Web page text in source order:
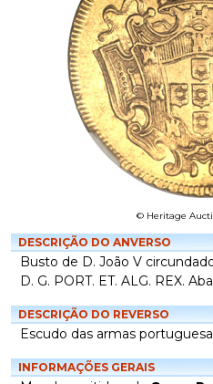
© Heritage
DESCRIÇÃO DO ANVERSO
Busto de D. João V
D. G. PORT. ET. ALG. REX.
DESCRIÇÃO DO REVERSO
Escudo das armas
INFORMAÇÕES GERAIS